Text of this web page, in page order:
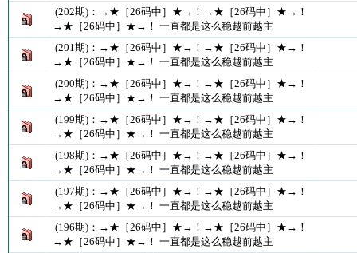
(202期)：→★［26码中］★→！→★［26码中］★→！
→★［26码中］★→！ 一直都是这么稳越前越主
(201期)：→★［26码中］★→！→★［26码中］★→！
→★［26码中］★→！ 一直都是这么稳越前越主
(200期)：→★［26码中］★→！→★［26码中］★→！
→★［26码中］★→！ 一直都是这么稳越前越主
(199期)：→★［26码中］★→！→★［26码中］★→！
→★［26码中］★→！ 一直都是这么稳越前越主
(198期)：→★［26码中］★→！→★［26码中］★→！
→★［26码中］★→！ 一直都是这么稳越前越主
(197期)：→★［26码中］★→！→★［26码中］★→！
→★［26码中］★→！ 一直都是这么稳越前越主
(196期)：→★［26码中］★→！→★［26码中］★→！
→★［26码中］★→！ 一直都是这么稳越前越主